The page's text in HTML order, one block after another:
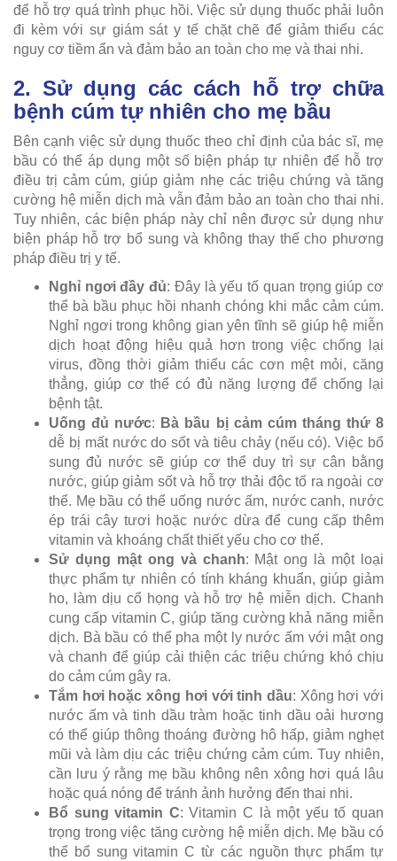
để hỗ trợ quá trình phục hồi. Việc sử dụng thuốc phải luôn
đi kèm với sự giám sát y tế chặt chẽ để giảm thiểu các
nguy cơ tiềm ẩn và đảm bảo an toàn cho mẹ và thai nhi.
2. Sử dụng các cách hỗ trợ chữa
bệnh cúm tự nhiên cho mẹ bầu
Bên cạnh việc sử dụng thuốc theo chỉ định của bác sĩ, mẹ
bầu có thể áp dụng một số biện pháp tự nhiên để hỗ trợ
điều trị cảm cúm, giúp giảm nhẹ các triệu chứng và tăng
cường hệ miễn dịch mà vẫn đảm bảo an toàn cho thai nhi.
Tuy nhiên, các biện pháp này chỉ nên được sử dụng như
biện pháp hỗ trợ bổ sung và không thay thế cho phương
pháp điều trị y tế.
Nghỉ ngơi đầy đủ: Đây là yếu tố quan trọng giúp cơ
thể bà bầu phục hồi nhanh chóng khi mắc cảm cúm.
Nghỉ ngơi trong không gian yên tĩnh sẽ giúp hệ miễn
dịch hoạt động hiệu quả hơn trong việc chống lại
virus, đồng thời giảm thiểu các cơn mệt mỏi, căng
thẳng, giúp cơ thể có đủ năng lượng để chống lại
bệnh tật.
Uống đủ nước: Bà bầu bị cảm cúm tháng thứ 8
dễ bị mất nước do sốt và tiêu chảy (nếu có). Việc bổ
sung đủ nước sẽ giúp cơ thể duy trì sự cân bằng
nước, giúp giảm sốt và hỗ trợ thải độc tố ra ngoài cơ
thể. Mẹ bầu có thể uống nước ấm, nước canh, nước
ép trái cây tươi hoặc nước dừa để cung cấp thêm
vitamin và khoáng chất thiết yếu cho cơ thể.
Sử dụng mật ong và chanh: Mật ong là một loại
thực phẩm tự nhiên có tính kháng khuẩn, giúp giảm
ho, làm dịu cổ họng và hỗ trợ hệ miễn dịch. Chanh
cung cấp vitamin C, giúp tăng cường khả năng miễn
dịch. Bà bầu có thể pha một ly nước ấm với mật ong
và chanh để giúp cải thiện các triệu chứng khó chịu
do cảm cúm gây ra.
Tắm hơi hoặc xông hơi với tinh dầu: Xông hơi với
nước ấm và tinh dầu tràm hoặc tinh dầu oải hương
có thể giúp thông thoáng đường hô hấp, giảm nghẹt
mũi và làm dịu các triệu chứng cảm cúm. Tuy nhiên,
cần lưu ý rằng mẹ bầu không nên xông hơi quá lâu
hoặc quá nóng để tránh ảnh hưởng đến thai nhi.
Bổ sung vitamin C: Vitamin C là một yếu tố quan
trọng trong việc tăng cường hệ miễn dịch. Mẹ bầu có
thể bổ sung vitamin C từ các nguồn thực phẩm tự